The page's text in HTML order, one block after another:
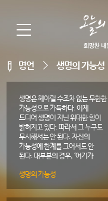
명언 생명의 가능성
생명은 헤아릴 수조차 없는 무한한
가능성으로 가득하다. 이제
드디어 생명이 지닌 위대한 힘이
밝혀지고 있다. 따라서 그 누구도
무시해서는 안 된다. 자신의
가능성에 한계를 그어서도 안
된다. 대부분의 경우, ‘여기가
정하고 만들어낸 한계일 뿐이다.
생명의 가능성